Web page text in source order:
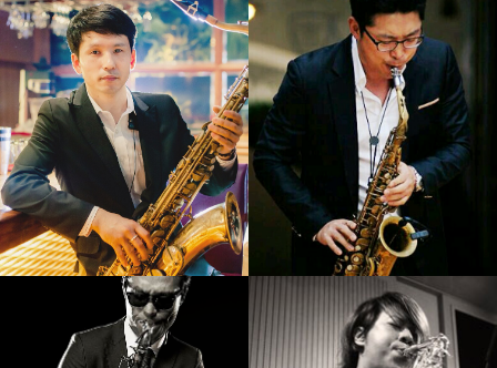
강기만
강의보기
김재준
강의보기